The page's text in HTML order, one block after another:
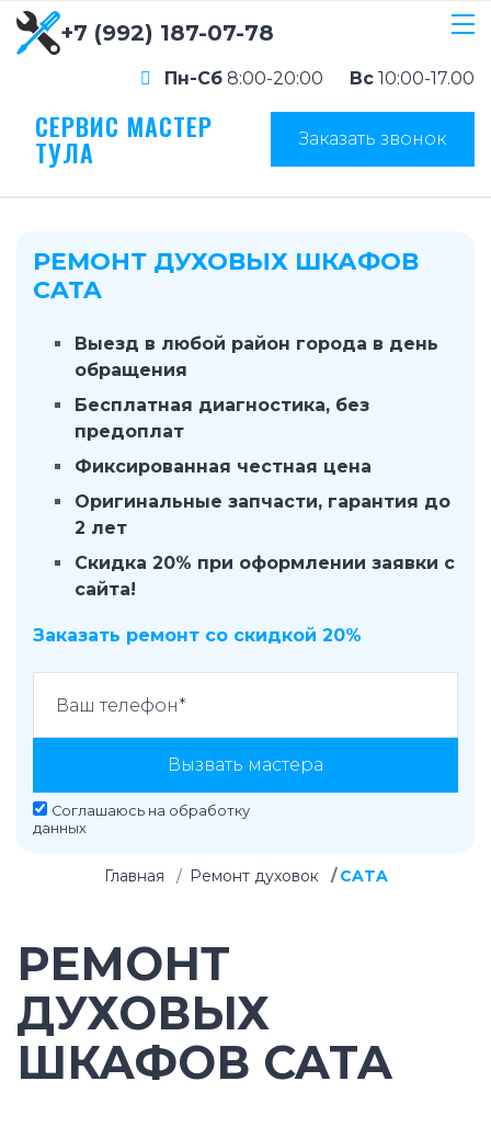
+7 (992) 187-07-78
Пн-Сб 8:00-20:00 Вс 10:00-17.00
СЕРВИС МАСТЕР
ТУЛА Заказать звонок
РЕМОНТ ДУХОВЫХ ШКАФОВ
CATA
Выезд в любой район города в день
обращения
Бесплатная диагностика, без
предоплат
Фиксированная честная цена
Оригинальные запчасти, гарантия до
2 лет
Скидка 20% при оформлении заявки с
сайта!
Заказать ремонт со скидкой 20%
Вызвать мастера
Соглашаюсь на обработку
данных
Главная Ремонт духовок CATA
РЕМОНТ
ДУХОВЫХ
ШКАФОВ CATA